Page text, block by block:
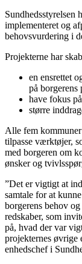
Sundhedsstyrelsen
implementeret og
behovsvurdering i
Projekterne har
en ensrettet
på borgerens
have fokus
større
Alle fem
tilpasse værktøjer,
med borgeren om
ønsker og
”Det er vigtigt at
samtale for at
borgerens behov
redskaber, som
på, hvad der var
projekternes øvrige
enhedschef i